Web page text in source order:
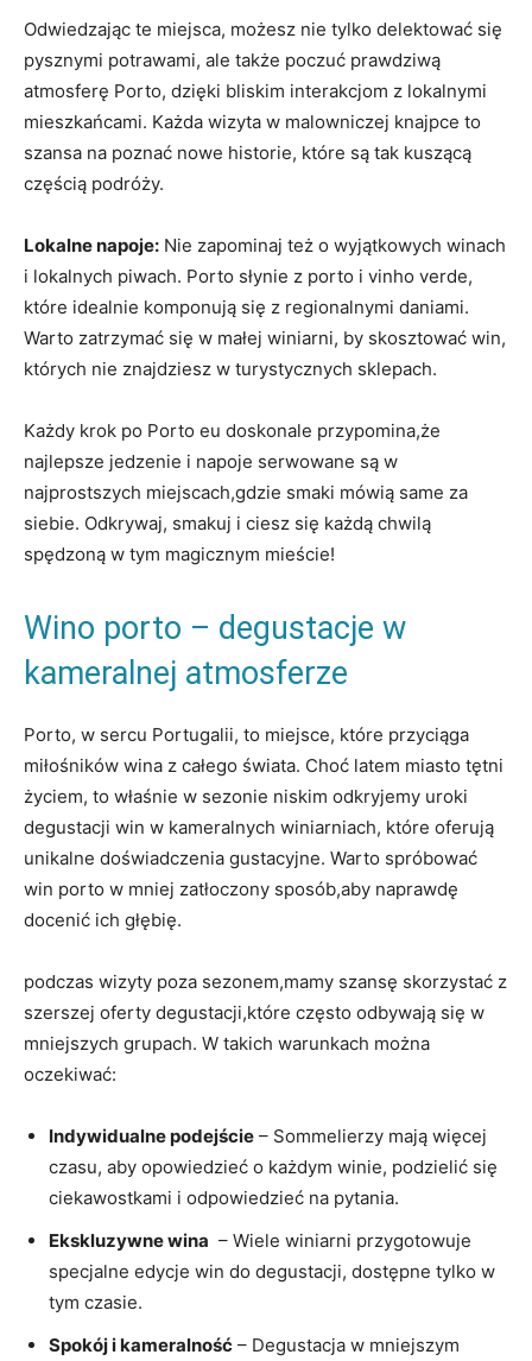
Odwiedzając te miejsca, możesz nie tylko⁣ delektować się
‍pysznymi potrawami, ale także poczuć prawdziwą
atmosferę Porto, dzięki bliskim interakcjom z lokalnymi
‌mieszkańcami. Każda wizyta w⁢ malowniczej knajpce to
szansa na poznać nowe historie, które są tak kuszącą
częścią ⁤podróży.
Lokalne napoje: ​Nie zapominaj też o wyjątkowych winach​
i lokalnych piwach. Porto słynie z porto i vinho verde,
które idealnie komponują się z ‌regionalnymi⁣ daniami.
Warto zatrzymać się w małej ‍winiarni, by skosztować win,
których nie znajdziesz w turystycznych sklepach.
Każdy krok⁤ po Porto eu doskonale przypomina,że
najlepsze jedzenie i napoje ​serwowane są w
najprostszych miejscach,gdzie smaki mówią⁣ same za⁢
siebie. Odkrywaj, smakuj i ciesz⁣ się każdą chwilą
spędzoną w ​tym magicznym mieście!
Wino porto – degustacje w
kameralnej ⁤atmosferze
Porto, w ⁤sercu Portugalii, to miejsce, które przyciąga⁣
miłośników wina z całego świata. Choć latem miasto⁤ tętni
życiem, to⁣ właśnie w sezonie niskim odkryjemy uroki
degustacji win w kameralnych winiarniach, które ​oferują
⁤unikalne doświadczenia gustacyjne. Warto spróbować
win porto w mniej ⁤zatłoczony sposób,aby naprawdę
⁤docenić ich głębię.
podczas wizyty poza sezonem,mamy szansę skorzystać z
szerszej‍ oferty degustacji,które często odbywają ⁣się w
mniejszych grupach. W takich warunkach można
oczekiwać:
Indywidualne podejście – Sommelierzy mają więcej
czasu, aby opowiedzieć o każdym‌ winie, podzielić się
ciekawostkami i odpowiedzieć na⁣ pytania.
Ekskluzywne wina ‍ – Wiele winiarni przygotowuje
‍specjalne⁣ edycje win do degustacji, dostępne tylko w​
tym czasie.
Spokój i‍ kameralność – Degustacja w⁣ mniejszym